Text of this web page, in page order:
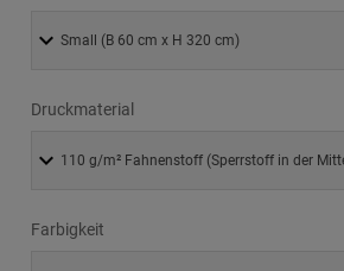
Druckmaterial
Farbigkeit